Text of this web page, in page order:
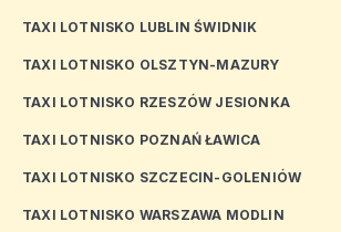
TAXI LOTNISKO LUBLIN ŚWIDNIK
TAXI LOTNISKO OLSZTYN-MAZURY
TAXI LOTNISKO RZESZÓW JESIONKA
TAXI LOTNISKO POZNAŃ ŁAWICA
TAXI LOTNISKO SZCZECIN-GOLENIÓW
TAXI LOTNISKO WARSZAWA MODLIN